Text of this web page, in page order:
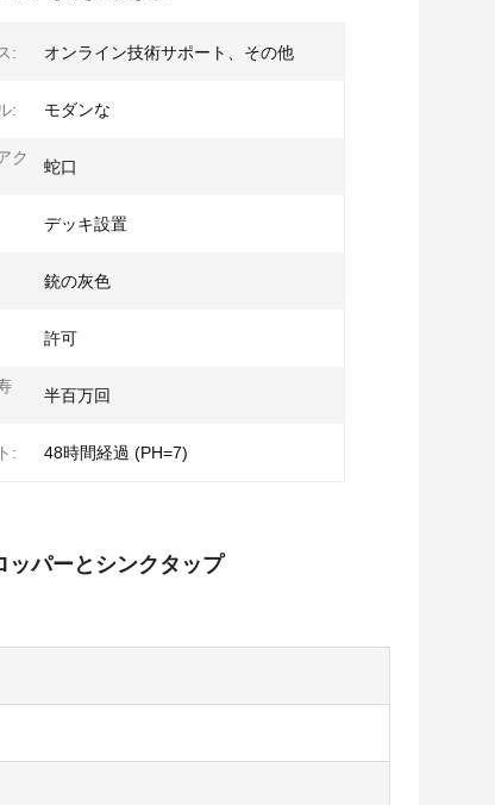
: オンライン技術サポート、その他
: モダンな
ク
蛇口
デッキ設置
銃の灰色
許可
半百万回
: 48時間経過 (PH=7)
ッパーとシンクタップ